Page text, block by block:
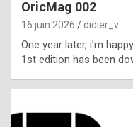
OricMag 002
16 juin 2026 didier_v
One year later, i’m
1st edition has been